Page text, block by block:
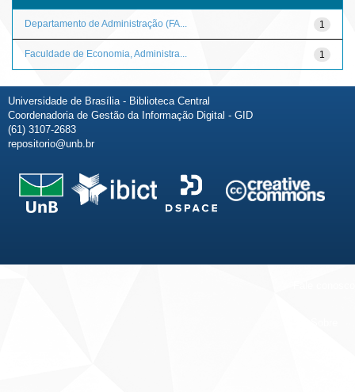
1
Departamento de Administração (FA...
1
Faculdade de Economia, Administra...
Universidade de Brasília - Biblioteca Central
Coordenadoria de Gestão da Informação Digital - GID
(61) 3107-2683
repositorio@unb.br